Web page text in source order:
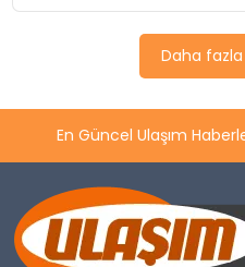
Daha fazla
En Güncel Ulaşım